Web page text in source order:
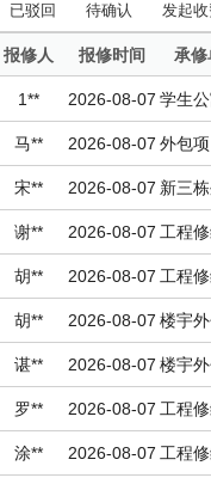
已驳回 待确认 发起
报修人 报修时间 承修
1** 2026-08-07
马** 2026-08-07
宋** 2026-08-07
谢** 2026-08-07
胡** 2026-08-07
胡** 2026-08-07
谌** 2026-08-07
罗** 2026-08-07
涂** 2026-08-07